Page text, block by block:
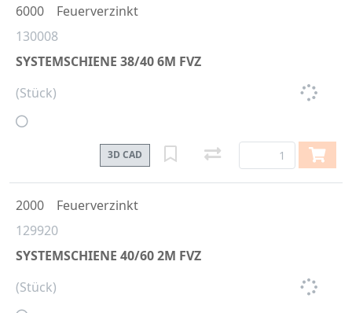
130008
SYSTEMSCHIENE 38/40 6M FVZ
6000 Feuerverzinkt
(Stück)
3D CAD
129920
SYSTEMSCHIENE 40/60 2M FVZ
2000 Feuerverzinkt
(Stück)